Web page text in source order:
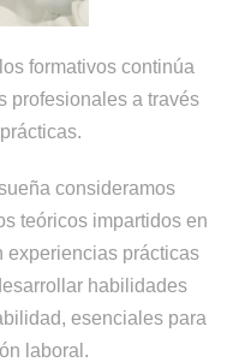
formativos continúa
profesionales a través
consideramos
teóricos impartidos en
experiencias prácticas
habilidades
esenciales para
laboral.